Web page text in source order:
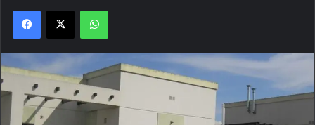
Facebook
X WhatsApp